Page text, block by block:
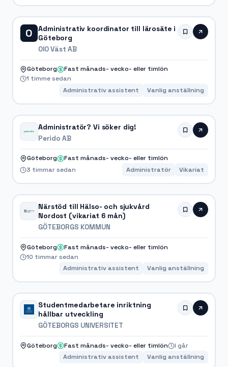
O
Administrativ koordinator till lärosäte i
Göteborg
OIO Väst AB
Göteborg
Fast månads- vecko- eller timlön
1 timme sedan
Administrativ assistent
Vanlig anställning
Administratör? Vi söker dig!
Perido AB
Göteborg
Fast månads- vecko- eller timlön
3 timmar sedan
Administratör Vikariat
Närstöd till Hälso- och sjukvård
Nordost (vikariat 6 mån)
GÖTEBORGS KOMMUN
Göteborg
Fast månads- vecko- eller timlön
10 timmar sedan
Administrativ assistent
Vanlig anställning
Studentmedarbetare inriktning
hållbar utveckling
GÖTEBORGS UNIVERSITET
Göteborg Fast månads- vecko- eller timlön
I går
Administrativ assistent
Vanlig anställning